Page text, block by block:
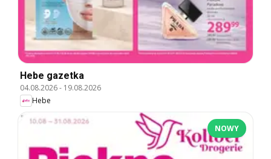
Hebe gazetka
04.08.2026- 19.08.2026
Hebe
NOWY